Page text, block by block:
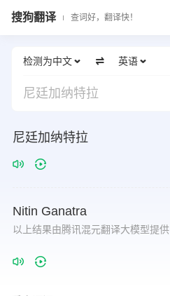
搜狗翻译 查词好，翻译快！
检测为中文 英语
尼廷加纳特拉
尼廷加纳特拉
Nitin Ganatra
以上结果由腾讯混元翻译大模型提供